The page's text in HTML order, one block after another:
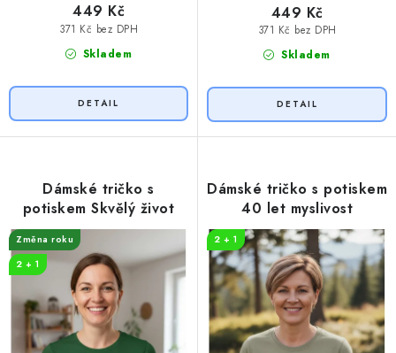
Skladem
371 Kč bez DPH
449 Kč
Skladem
371 Kč bez DPH
449 Kč
Dámské tričko s
potiskem Skvělý život
Změna roku
2 + 1
Dámské tričko s potiskem
40 let myslivost
2 + 1